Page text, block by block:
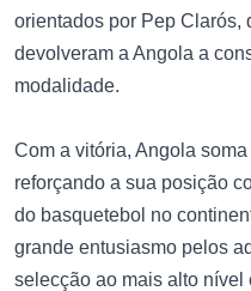
orientados por Pep Clarós,
devolveram a Angola a
modalidade.
Com a vitória, Angola
reforçando a sua posição
do basquetebol no
grande entusiasmo pelos
selecção ao mais alto nível